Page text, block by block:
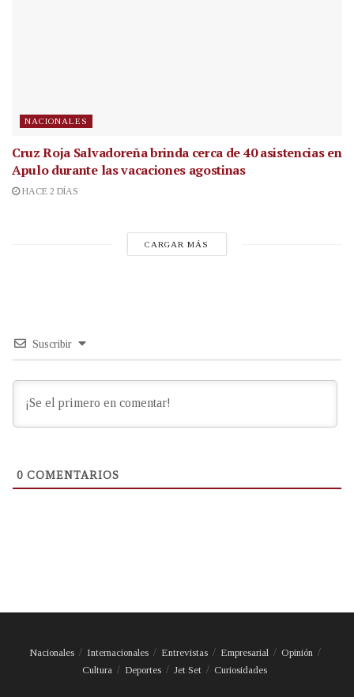
NACIONALES
Cruz Roja Salvadoreña brinda cerca de 40 asistencias en
Apulo durante las vacaciones agostinas
HACE 2 DÍAS
CARGAR MÁS
Suscribir
0 COMENTARIOS
Nacionales Internacionales Entrevistas Empresarial
Opinión
Cultura
Deportes Jet Set Curiosidades